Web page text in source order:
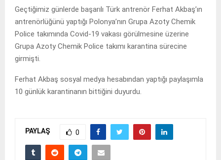
Geçtiğimiz günlerde başarılı Türk antrenör Ferhat Akbaş’ın
antrenörlüğünü yaptığı Polonya’nın Grupa Azoty Chemik
Police takımında Covid-19 vakası görülmesine üzerine
Grupa Azoty Chemik Police takımı karantina sürecine
girmişti.
Ferhat Akbaş sosyal medya hesabından yaptığı paylaşımla
10 günlük karantinanın bittiğini duyurdu.
PAYLAŞ 0